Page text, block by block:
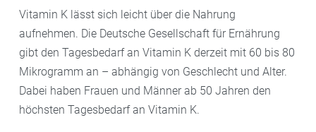
Vitamin K lässt sich leicht über die Nahrung
aufnehmen. Die Deutsche Gesellschaft für Ernährung
gibt den Tagesbedarf an Vitamin K derzeit mit 60 bis 80
Mikrogramm an – abhängig von Geschlecht und Alter.
Dabei haben Frauen und Männer ab 50 Jahren den
höchsten Tagesbedarf an Vitamin K.